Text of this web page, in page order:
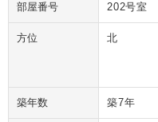
部屋番号 202号室
方位 北
築年数 築7年